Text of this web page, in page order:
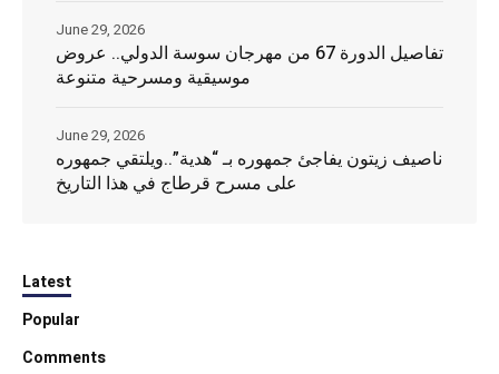
تفاصيل الدورة 67 من مهرجان سوسة الدولي.. عروض
موسيقية ومسرحية متنوعة
June 29, 2026
ناصيف زيتون يفاجئ جمهوره بـ “هدية”..ويلتقي جمهوره
على مسرح قرطاج في هذا التاريخ
June 29, 2026
Latest
Popular
Comments